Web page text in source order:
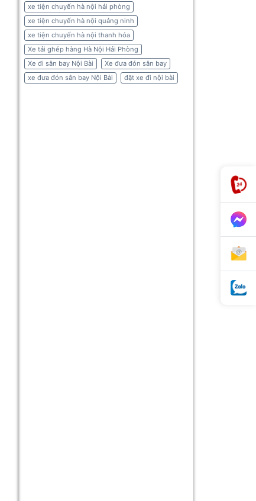
xe tiện chuyến hà nội hải phòng
xe tiện chuyến hà nội quảng ninh
xe tiện chuyến hà nội thanh hóa
Xe tải ghép hàng Hà Nội Hải Phòng
Xe đi sân bay Nội Bài
Xe đưa đón sân bay
xe đưa đón sân bay Nội Bài
đặt xe đi nội bài